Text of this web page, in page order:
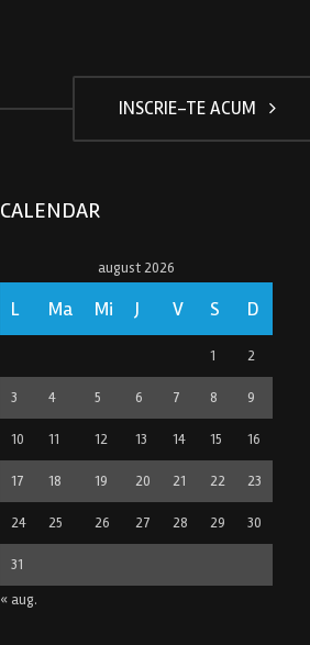
INSCRIE-TE ACUM
CALENDAR
august 2026
L Ma Mi J V S D
1 2
3 4 5 6 7 8 9
10 11 12 13 14 15 16
17 18 19 20 21 22 23
24 25 26 27 28 29 30
31
« aug.